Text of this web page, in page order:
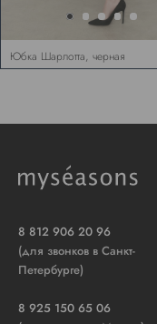
Юбка Шарлотта, черная
с красным
8 812 906 20 96
(для звонков в Санкт-
Петербурге)
8 925 150 65 06